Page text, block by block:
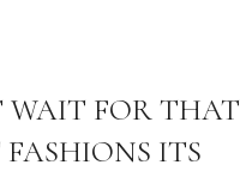
WAIT FOR THAT
ITS